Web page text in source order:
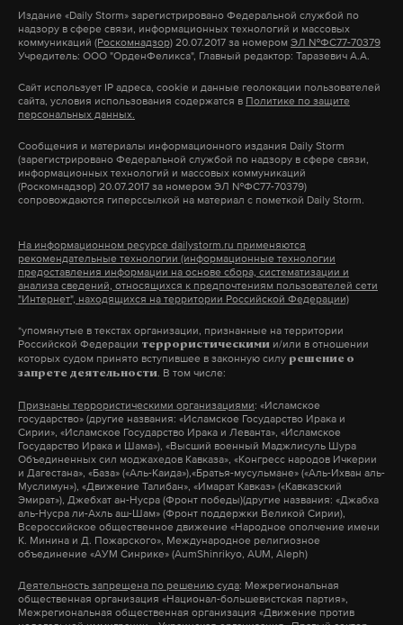
«Никакой информации у нас нет. Нигде
ничего не устанавливается. Бред какой-то.
Хуже бредятины не придумаешь, это явно
какой-то фейк», — отреагировали в
республиканском минобразования.
Появление контрацептивов среди товаров в
недель, но каждая попытка заканчивалась
трагически. В частности, при попытке оказания
помощи погиб итальянский альпинист, а
вертолет Минобороны Киргизии потерпел аварию
при посадке.
27 августа киргизские спасатели официально
признали Наговицину пропавшей без вести и
прекратили поисковую операцию из-за
опасности дальнейших работ. Подробности
истории с альпинисткой можно прочитатьздесь
Издание «Daily Storm» зарегистрировано Федеральной службой по
надзору в сфере связи, информационных технологий и массовых
коммуникаций (Роскомнадзор) 20.07.2017 за номером ЭЛ №ФС77-70379
Учредитель: ООО "ОрденФеликса", Главный редактор: Таразевич А.А.
Сайт использует IP адреса, cookie и данные геолокации пользователей
сайта, условия использования содержатся в Политике по защите
персональных данных.
Сообщения и материалы информационного издания Daily Storm
(зарегистрировано Федеральной службой по надзору в сфере связи,
информационных технологий и массовых коммуникаций
(Роскомнадзор) 20.07.2017 за номером ЭЛ №ФС77-70379)
сопровождаются гиперссылкой на материал с пометкой Daily Storm.
На информационном ресурсе dailystorm.ru применяются
рекомендательные технологии (информационные технологии
предоставления информации на основе сбора, систематизации и
анализа сведений, относящихся к предпочтениям пользователей сети
"Интернет", находящихся на территории Российской Федерации)
*упомянутые в текстах организации, признанные на территории
Российской Федерации террористическими и/или в отношении
которых судом принято вступившее в законную силу решение о
запрете деятельности. В том числе:
Признаны террористическими организациями: «Исламское
государство» (другие названия: «Исламское Государство Ирака и
Сирии», «Исламское Государство Ирака и Леванта», «Исламское
Государство Ирака и Шама»), «Высший военный Маджлисуль Шура
Объединенных сил моджахедов Кавказа», «Конгресс народов Ичкерии
и Дагестана», «База» («Аль-Каида»),«Братья-мусульмане» («Аль-Ихван аль-
Муслимун»), «Движение Талибан», «Имарат Кавказ» («Кавказский
Эмират»), Джебхат ан-Нусра (Фронт победы)(другие названия: «Джабха
аль-Нусра ли-Ахль аш-Шам» (Фронт поддержки Великой Сирии),
Всероссийское общественное движение «Народное ополчение имени
К. Минина и Д. Пожарского», Международное религиозное
объединение «АУМ Синрике» (AumShinrikyo, AUM, Aleph)
Деятельность запрещена по решению суда: Межрегиональная
общественная организация «Национал-большевистская партия»,
Межрегиональная общественная организация «Движение против